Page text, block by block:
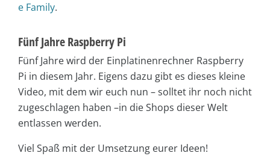
e Family.
Fünf Jahre Raspberry Pi
Fünf Jahre wird der Einplatinenrechner Raspberry
Pi in diesem Jahr. Eigens dazu gibt es dieses kleine
Video, mit dem wir euch nun – solltet ihr noch nicht
zugeschlagen haben –in die Shops dieser Welt
entlassen werden.
Viel Spaß mit der Umsetzung eurer Ideen!